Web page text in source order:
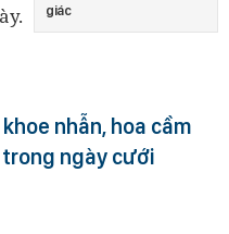
giác
nhẫn, hoa cầm
ngày cưới